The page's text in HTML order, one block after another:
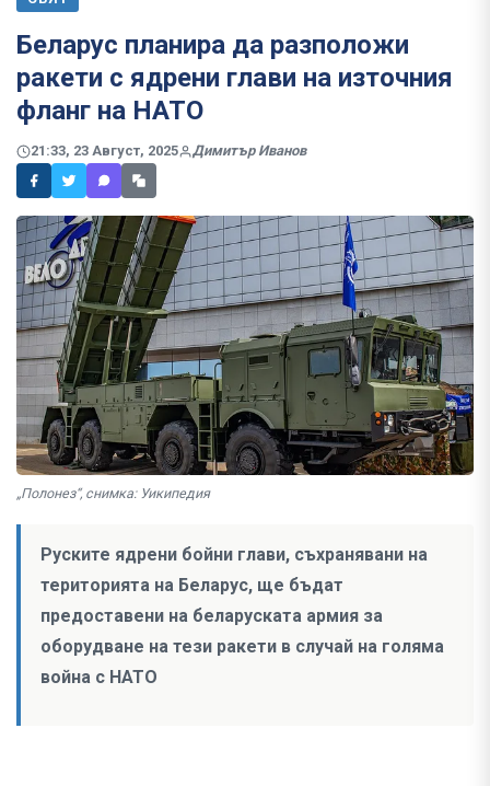
Беларус планира да разположи
ракети с ядрени глави на източния
фланг на НАТО
21:33, 23 Август, 2025 Димитър Иванов
„Полонез“, снимка: Уикипедия
Руските ядрени бойни глави, съхранявани на
територията на Беларус, ще бъдат
предоставени на беларуската армия за
оборудване на тези ракети в случай на голяма
война с НАТО